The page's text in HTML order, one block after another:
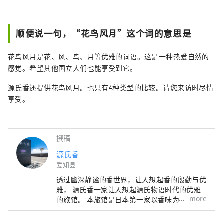
顺便说一句，“花鸟风月”这个词的意思是
花鸟风月是花、风、鸟、月等优雅的词语。这是一种热爱自然的
感觉。希望其他国立人们也能享受到它。
源氏香还提供花鸟风月。也只有4种类型的比较。请您来访时尽情
享受。
撰稿
源氏香
爱知县
透过幽深静谧的香世界，让人想起香的殷勤与优
雅， 源氏香一家让人想起源氏物语时代的优雅
的旅馆。 本旅馆是日本第一家以香味为主题的
日式旅馆。 唤醒被遗忘的心灵平静。 您的房间
more